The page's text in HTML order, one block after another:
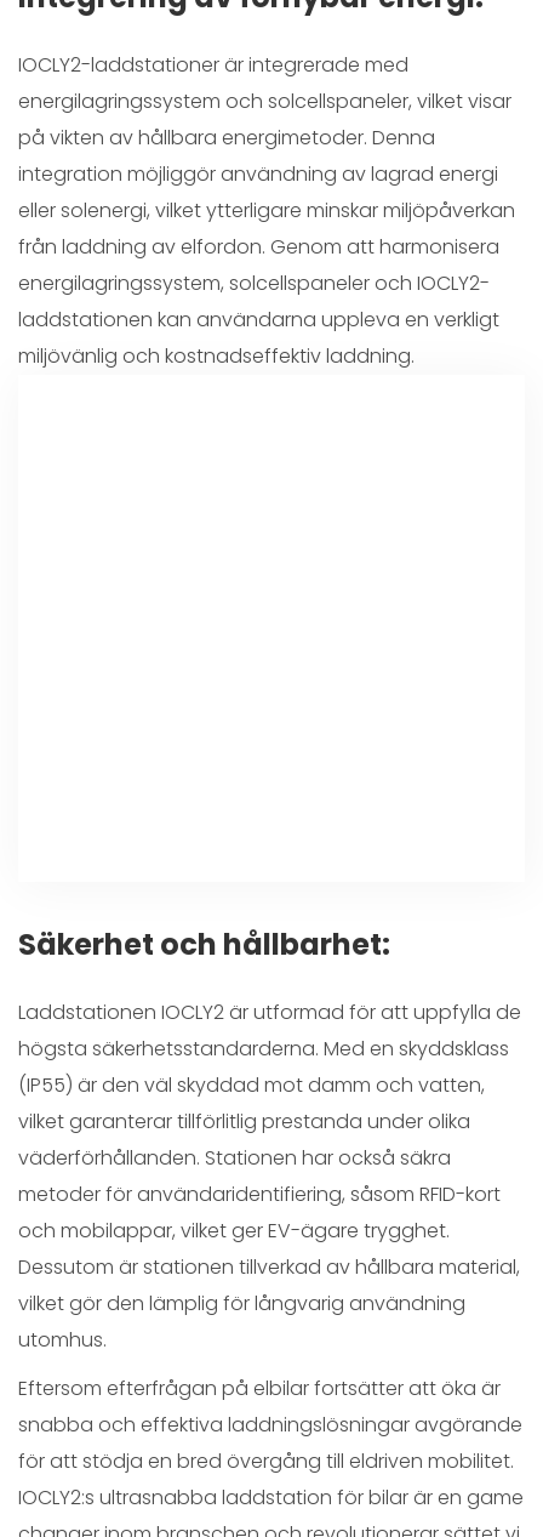
IOCLY2-laddstationer är integrerade med
energilagringssystem och solcellspaneler, vilket visar
på vikten av hållbara energimetoder. Denna
integration möjliggör användning av lagrad energi
eller solenergi, vilket ytterligare minskar miljöpåverkan
från laddning av elfordon. Genom att harmonisera
energilagringssystem, solcellspaneler och IOCLY2-
laddstationen kan användarna uppleva en verkligt
miljövänlig och kostnadseffektiv laddning.
Säkerhet och hållbarhet:
Laddstationen IOCLY2 är utformad för att uppfylla de
högsta säkerhetsstandarderna. Med en skyddsklass
(IP55) är den väl skyddad mot damm och vatten,
vilket garanterar tillförlitlig prestanda under olika
väderförhållanden. Stationen har också säkra
metoder för användaridentifiering, såsom RFID-kort
och mobilappar, vilket ger EV-ägare trygghet.
Dessutom är stationen tillverkad av hållbara material,
vilket gör den lämplig för långvarig användning
utomhus.
Eftersom efterfrågan på elbilar fortsätter att öka är
snabba och effektiva laddningslösningar avgörande
för att stödja en bred övergång till eldriven mobilitet.
IOCLY2:s ultrasnabba laddstation för bilar är en game